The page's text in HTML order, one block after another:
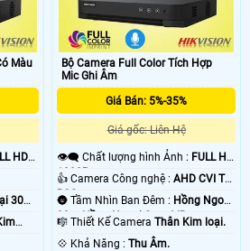
Màu
HD
30m
Bộ Camera Full Color Tích Hợp
Mic Ghi Âm
Giá Bán: 5%-35%
Giá gốc: Liên Hệ
👁️‍🗨 Chất lượng hình Ảnh : FULL HD
1080P .
👍 Camera Công nghệ :AHD CVI TVI
BCS.
🌚 Tầm Nhìn Ban Đêm : Hồng Ngoại
30m Hồng Ngoại Smart IR.
🎼️ Thiết Kế CameraThân Kim loại.
️💠 Khả Năng :Thu Âm.